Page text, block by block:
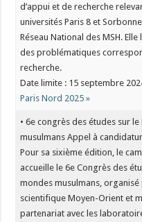
d’appui et de recherche
universités Paris 8 et
Réseau National des MSH.
des problématiques
recherche.
Date limite : 15 septembre
Paris Nord 2025 »
• 6e congrès des études sur
musulmans Appel à
Pour sa sixième édition, le
accueille le 6e Congrès des
mondes musulmans,
scientifique Moyen-Orient et
partenariat avec les